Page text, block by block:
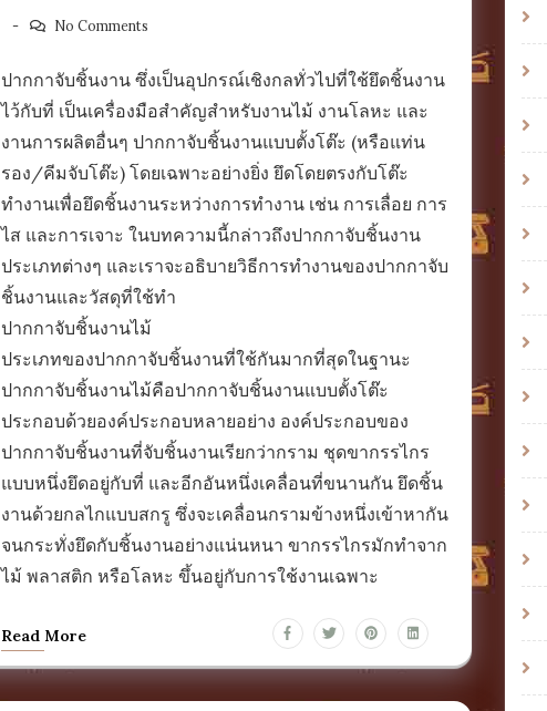
No Comments
ปากกาจับชิ้นงาน ซึ่งเป็นอุปกรณ์เชิงกลทั่วไปที่ใช้ยึดชิ้นงาน
ไว้กับที่ เป็นเครื่องมือสำคัญสำหรับงานไม้ งานโลหะ และ
งานการผลิตอื่นๆ ปากกาจับชิ้นงานแบบตั้งโต๊ะ (หรือแท่น
รอง/คีมจับโต๊ะ) โดยเฉพาะอย่างยิ่ง ยึดโดยตรงกับโต๊ะ
ทำงานเพื่อยึดชิ้นงานระหว่างการทำงาน เช่น การเลื่อย การ
ไส และการเจาะ ในบทความนี้กล่าวถึงปากกาจับชิ้นงาน
ประเภทต่างๆ และเราจะอธิบายวิธีการทำงานของปากกาจับ
ชิ้นงานและวัสดุที่ใช้ทำ
ปากกาจับชิ้นงานไม้
ประเภทของปากกาจับชิ้นงานที่ใช้กันมากที่สุดในฐานะ
ปากกาจับชิ้นงานไม้คือปากกาจับชิ้นงานแบบตั้งโต๊ะ
ประกอบด้วยองค์ประกอบหลายอย่าง องค์ประกอบของ
ปากกาจับชิ้นงานที่จับชิ้นงานเรียกว่ากราม ชุดขากรรไกร
แบบหนึ่งยึดอยู่กับที่ และอีกอันหนึ่งเคลื่อนที่ขนานกัน ยึดชิ้น
งานด้วยกลไกแบบสกรู ซึ่งจะเคลื่อนกรามข้างหนึ่งเข้าหากัน
จนกระทั่งยึดกับชิ้นงานอย่างแน่นหนา ขากรรไกรมักทำจาก
ไม้ พลาสติก หรือโลหะ ขึ้นอยู่กับการใช้งานเฉพาะ
Read More